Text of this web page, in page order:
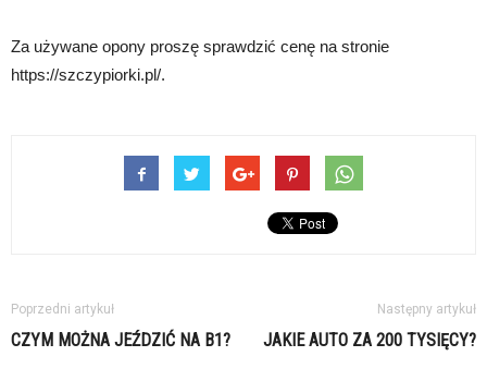
Za używane opony proszę sprawdzić cenę na stronie
https://szczypiorki.pl/.
Poprzedni artykuł
CZYM MOŻNA JEŹDZIĆ NA B1?
Następny artykuł
JAKIE AUTO ZA 200 TYSIĘCY?